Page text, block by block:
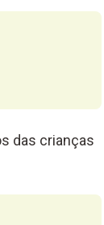
das crianças